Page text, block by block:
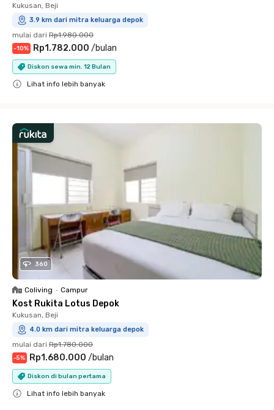
Kukusan, Beji
3.9 km dari mitra keluarga depok
mulai dari Rp1.980.000
-10% Rp1.782.000 /bulan
Diskon sewa min. 12 Bulan
Lihat info lebih banyak
360
Coliving • Campur
Kost Rukita Lotus Depok
Kukusan, Beji
4.0 km dari mitra keluarga depok
mulai dari Rp1.780.000
-5% Rp1.680.000 /bulan
Diskon di bulan pertama
Lihat info lebih banyak